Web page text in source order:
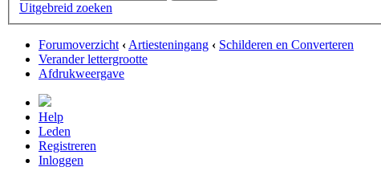
Uitgebreid zoeken
Forumoverzicht ‹Artiesteningang ‹ Schilderen en Converteren
Verander lettergrootte
Afdrukweergave
Help
Leden
Registreren
Inloggen